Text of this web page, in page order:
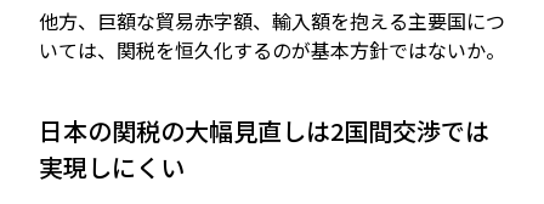
他方、巨額な貿易赤字額、輸入額を抱える主要国につ
いては、関税を恒久化するのが基本方針ではないか。
日本の関税の大幅見直しは2国間交渉では
実現しにくい